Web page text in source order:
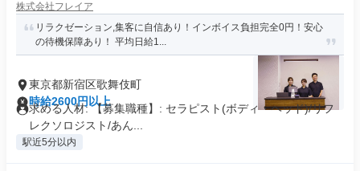
株式会社フレイア
リラクゼーション,集客に自信あり！インボイス負担完全0円！安心
の待機保障あり！ 平均日給1...
東京都新宿区歌舞伎町
時給2600円以上
求める人材: 【募集職種】: セラピスト(ボディ・ヘッド)/リフ
レクソロジスト/あん...
駅近5分以内